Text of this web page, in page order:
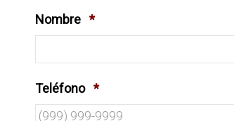
Nombre *
Teléfono *